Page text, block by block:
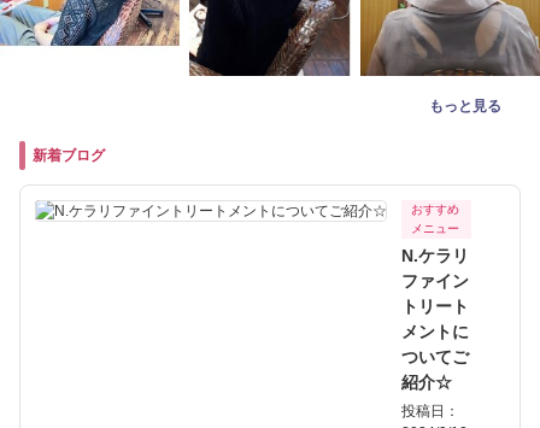
もっと見る
新着ブログ
おすすめ
メニュー
N.ケラリ
ファイン
トリート
メントに
ついてご
紹介☆
投稿日：